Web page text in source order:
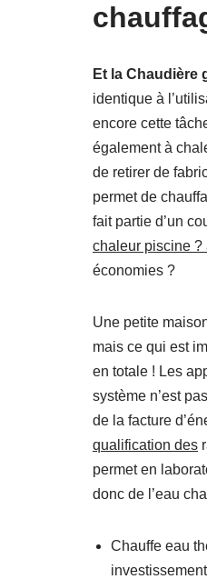
Et la Chaudière
identique à
encore cette
également à
de retirer de
permet de
fait partie d’un
chaleur piscine ?
économies ?
Une petite
mais ce qui est
en totale ! Les
système n’est
de la facture
qualification des
permet en
donc de l’eau
Chauffe eau